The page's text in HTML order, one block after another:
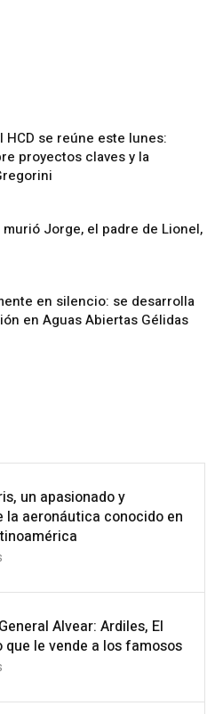
se reúne este lunes:
proyectos claves y la
Jorge, el padre de Lionel,
en silencio: se desarrolla
en Aguas Abiertas Gélidas
un apasionado y
la aeronáutica conocido en
Alvear: Ardiles, El
que le vende a los famosos